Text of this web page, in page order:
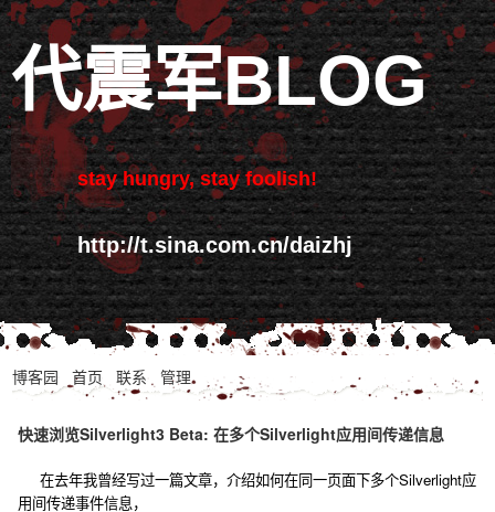
代震军BLOG
stay hungry, stay foolish!
http://t.sina.com.cn/daizhj
博客园 首页 联系 管理
快速浏览Silverlight3 Beta: 在多个Silverlight应用间传递信息
在去年我曾经写过一篇文章，介绍如何在同一页面下多个Silverlight应
用间传递事件信息，